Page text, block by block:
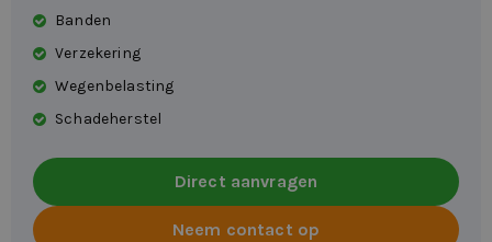
Banden
Verzekering
Wegenbelasting
Schadeherstel
Direct aanvragen
Neem contact op